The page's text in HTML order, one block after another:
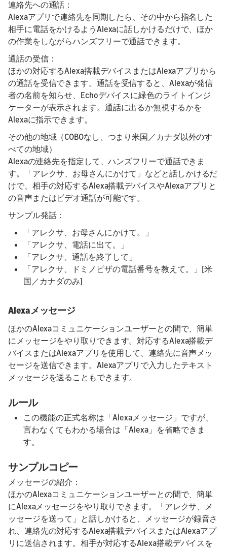
連絡先への通話：
Alexaアプリで連絡先を同期したら、その中から指名した
相手に電話をかけるようAlexaに話しかけるだけで、ほか
の作業をしながらハンズフリーで通話できます。
通話の受信：
ほかの対応するAlexa搭載デバイスまたはAlexaアプリから
の通話を受信できます。通話を受信すると、Alexaが発信
者の名前を知らせ、Echoデバイスに緑色のライトインジ
ケーターが表示されます。通話に出るか無視するかを
Alexaに指示できます。
その他の地域（COBOなし、つまり米国／カナダ以外のす
べての地域）
Alexaの連絡先を指定して、ハンズフリーで通話できま
す。「アレクサ、お母さんにかけて」などと話しかけるだ
けで、相手の対応するAlexa搭載デバイスやAlexaアプリと
の音声またはビデオ通話が可能です。
サンプル発話：
「アレクサ、お母さんにかけて。」
「アレクサ、電話に出て。」
「アレクサ、通話を終了して」
「アレクサ、ドミノピザの電話番号を教えて。」[米
国／カナダのみ]
Alexaメッセージ
ほかのAlexaコミュニケーションユーザーとの間で、簡単
にメッセージをやり取りできます。対応するAlexa搭載デ
バイスまたはAlexaアプリを使用して、連絡先に音声メッ
セージを送信できます。Alexaアプリで入力したテキスト
メッセージを送ることもできます。
ルール
この機能の正式名称は「Alexaメッセージ」ですが、
言わなくてもわかる場合は「Alexa」を省略できま
す。
サンプルコピー
メッセージの紹介：
ほかのAlexaコミュニケーションユーザーとの間で、簡単
にAlexaメッセージをやり取りできます。「アレクサ、メ
ッセージを送って」と話しかけると、メッセージが録音さ
れ、連絡先の対応するAlexa搭載デバイスまたはAlexaアプ
リに送信されます。相手が対応するAlexa搭載デバイスを